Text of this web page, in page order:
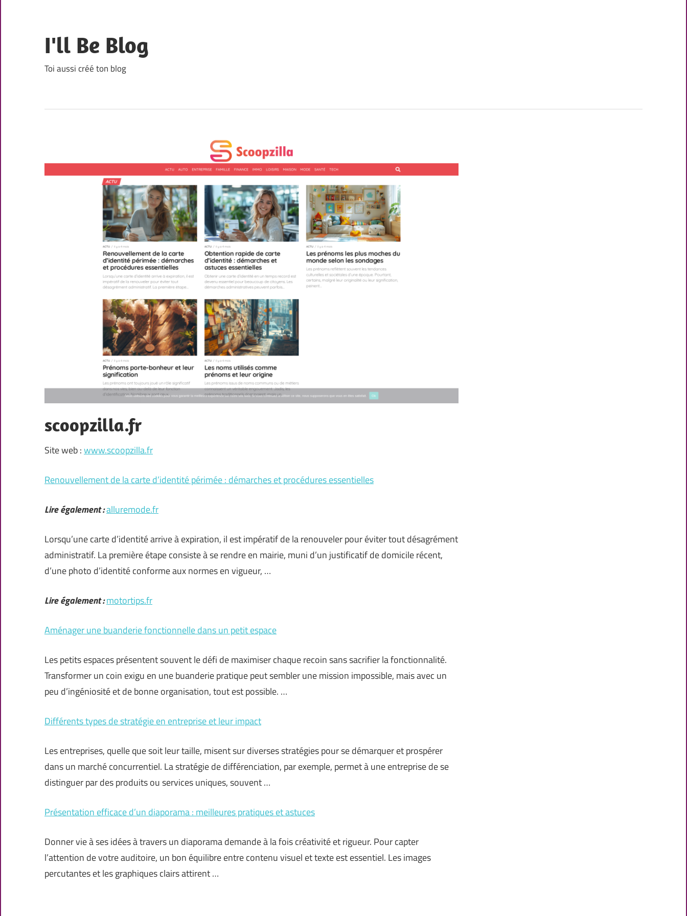
content
I'll Be Blog
Toi aussi créé ton blog
scoopzilla.fr
Site web :www.scoopzilla.fr
Renouvellement de la carte d’identité périmée : démarches et procédures essentielles
Lire également :alluremode.fr
Lorsqu’une carte d’identité arrive à expiration, il est impératif de la renouveler pour éviter tout désagrément
administratif. La première étape consiste à se rendre en mairie, muni d’un justificatif de domicile récent,
d’une photo d’identité conforme aux normes en vigueur, …
Lire également :motortips.fr
Aménager une buanderie fonctionnelle dans un petit espace
Les petits espaces présentent souvent le défi de maximiser chaque recoin sans sacrifier la fonctionnalité.
Transformer un coin exigu en une buanderie pratique peut sembler une mission impossible, mais avec un
peu d’ingéniosité et de bonne organisation, tout est possible. …
Différents types de stratégie en entreprise et leur impact
Les entreprises, quelle que soit leur taille, misent sur diverses stratégies pour se démarquer et prospérer
dans un marché concurrentiel. La stratégie de différenciation, par exemple, permet à une entreprise de se
distinguer par des produits ou services uniques, souvent …
Présentation efficace d’un diaporama : meilleures pratiques et astuces
Donner vie à ses idées à travers un diaporama demande à la fois créativité et rigueur. Pour capter
l’attention de votre auditoire, un bon équilibre entre contenu visuel et texte est essentiel. Les images
percutantes et les graphiques clairs attirent …